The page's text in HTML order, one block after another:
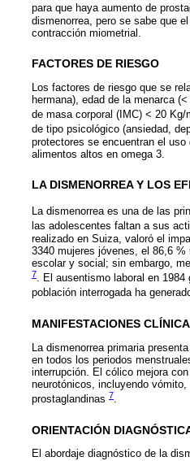
para que haya aumento de
dismenorrea, pero se sabe que
contracción miometrial.
FACTORES DE RIESGO
Los factores de riesgo que se
hermana), edad de la menarca
de masa corporal (IMC) < 20 Kg/
de tipo psicológico (ansiedad,
protectores se encuentran el
alimentos altos en omega 3.
LA DISMENORREA Y LOS
La dismenorrea es una de las
las adolescentes faltan a sus
realizado en Suiza, valoró el
3340 mujeres jóvenes, el 86,6
escolar y social; sin embargo,
7. El ausentismo laboral en 1984
población interrogada ha
MANIFESTACIONES
La dismenorrea primaria
en todos los periodos
interrupción. El cólico mejora
neurotónicos, incluyendo
prostaglandinas 7.
ORIENTACIÓN
El abordaje diagnóstico de la